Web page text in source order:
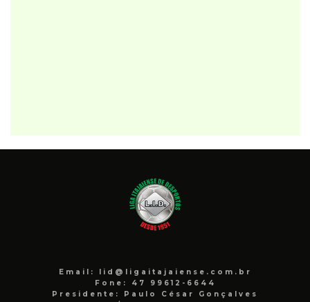
Email: lid@ligaitajaiense.com.br
Fone: 47 99612-6644
Presidente: Paulo César Gonçalves